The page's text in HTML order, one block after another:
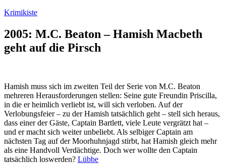
Zum
springen
Krimikiste
2005: M.C. Beaton – Hamish Macbeth
geht auf die Pirsch
Hamish muss sich im zweiten Teil der Serie von M.C. Beaton
mehreren Herausforderungen stellen: Seine gute Freundin Priscilla,
in die er heimlich verliebt ist, will sich verloben. Auf der
Verlobungsfeier – zu der Hamish tatsächlich geht – stell sich heraus,
dass einer der Gäste, Captain Bartlett, viele Leute vergrätzt hat –
und er macht sich weiter unbeliebt. Als selbiger Captain am
nächsten Tag auf der Moorhuhnjagd stirbt, hat Hamish gleich mehr
als eine Handvoll Verdächtige. Doch wer wollte den Captain
tatsächlich loswerden? Lübbe